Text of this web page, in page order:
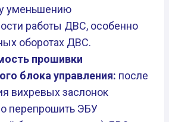
уменьшению
работы ДВС, особенно
оборотах ДВС.
прошивки
блока управления: после
вихревых заслонок
перепрошить ЭБУ